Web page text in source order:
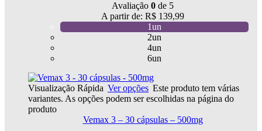
Avaliação 0 de 5
A partir de: R$ 139,99
1un
2un
4un
6un
Visualização Rápida Ver opções Este produto tem várias
variantes. As opções podem ser escolhidas na página do
produto
Vemax 3 – 30 cápsulas – 500mg